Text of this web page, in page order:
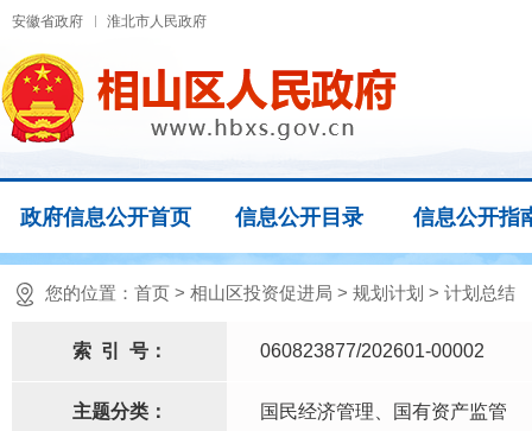
安徽省政府 淮北市人民政府
政府信息公开首页 信息公开目录 信息公开指
您的位置： 首页 > 相山区投资促进局 > 规划计划 > 计划总结
索 引 号： 060823877/202601-00002
主题分类： 国民经济管理、国有资产监管